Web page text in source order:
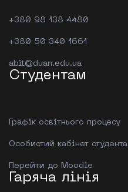
+380 98 138 4480
+380 50 340 1661
abit@duan.edu.ua
Студентам
Графік освітнього процесу
Особистий кабінет студента
Перейти до Moodle
Гаряча лінія